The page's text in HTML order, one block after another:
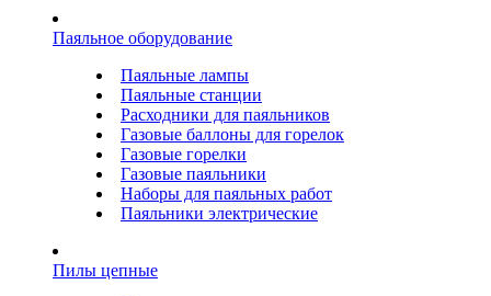
Паяльное оборудование
Паяльные лампы
Паяльные станции
Расходники для паяльников
Газовые баллоны для горелок
Газовые горелки
Газовые паяльники
Наборы для паяльных работ
Паяльники электрические
Пилы цепные